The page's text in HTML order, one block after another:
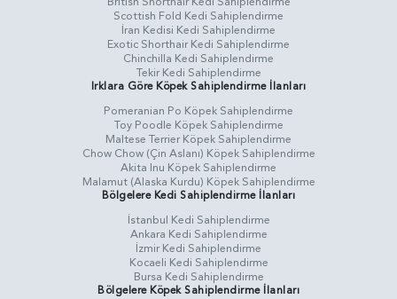
Scottish Fold Kedi Sahiplendirme
İran Kedisi Kedi Sahiplendirme
Exotic Shorthair Kedi Sahiplendirme
Chinchilla Kedi Sahiplendirme
Tekir Kedi Sahiplendirme
Irklara Göre Köpek Sahiplendirme İlanları
Pomeranian Po Köpek Sahiplendirme
Toy Poodle Köpek Sahiplendirme
Maltese Terrier Köpek Sahiplendirme
Chow Chow (Çin Aslanı) Köpek Sahiplendirme
Akita Inu Köpek Sahiplendirme
Malamut (Alaska Kurdu) Köpek Sahiplendirme
Bölgelere Kedi Sahiplendirme İlanları
İstanbul Kedi Sahiplendirme
Ankara Kedi Sahiplendirme
İzmir Kedi Sahiplendirme
Kocaeli Kedi Sahiplendirme
Bursa Kedi Sahiplendirme
Bölgelere Köpek Sahiplendirme İlanları